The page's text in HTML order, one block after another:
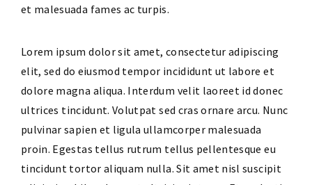
et malesuada fames ac turpis.
Lorem ipsum dolor sit amet, consectetur adipiscing
elit, sed do eiusmod tempor incididunt ut labore et
dolore magna aliqua. Interdum velit laoreet id donec
ultrices tincidunt. Volutpat sed cras ornare arcu. Nunc
pulvinar sapien et ligula ullamcorper malesuada
proin. Egestas tellus rutrum tellus pellentesque eu
tincidunt tortor aliquam nulla. Sit amet nisl suscipit